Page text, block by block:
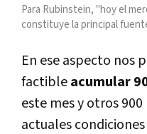
Para Rubinstein, "hoy el
constituye la principal
En ese aspecto nos
factibleacumular
este mes y otros
actuales